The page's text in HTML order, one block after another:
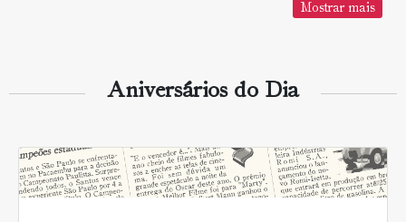
Mostrar mais
Aniversários do Dia